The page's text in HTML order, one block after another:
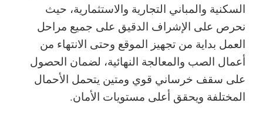
السكنية والمباني التجارية والاستثمارية، حيث
نحرص على الإشراف الدقيق على جميع مراحل
العمل بداية من تجهيز الموقع وحتى الانتهاء من
أعمال الصب والمعالجة النهائية، لضمان الحصول
على سقف خرساني قوي ومتين يتحمل الأحمال
المختلفة ويحقق أعلى مستويات الأمان.